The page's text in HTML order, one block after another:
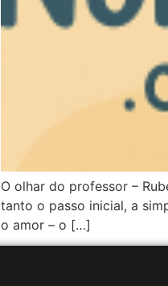
O olhar do professor –
tanto o passo inicial, a
o amor – o […]